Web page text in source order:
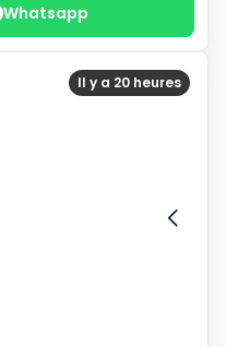
Whatsapp
Il y a 20 heures